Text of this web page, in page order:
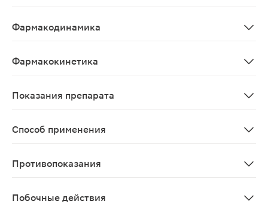
Фармакодинамика
Фармакокинетика
Показания препарата
Способ применения
Противопоказания
Побочные действия